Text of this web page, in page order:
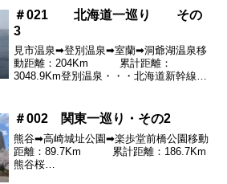
りが進んでいました。ふもとの池を囲む
桜はなかな...
＃021 北海道一巡り その
3
見市温泉➡登別温泉➡室蘭➡洞爺湖温泉移
動距離：204Km 累計距離：
3048.9Km登別温泉・・・北海道新幹線の
雪道になりました。登別ではひと風呂浴
びて温泉気分です...
＃002 関東一巡り・その2
熊谷➡高崎城址公園➡楽歩堂前橋公園移動
距離：89.7Km 累計距離：186.7Km
熊谷桜